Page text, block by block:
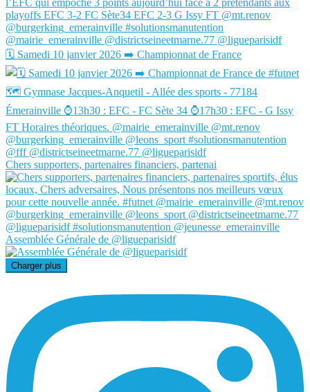
🗓️ Samedi 10 janvier 2026 ➡️ Championnat de France
Chers supporters, partenaires financiers, partenai
Assemblée Générale de @ligueparisidf
Charger plus